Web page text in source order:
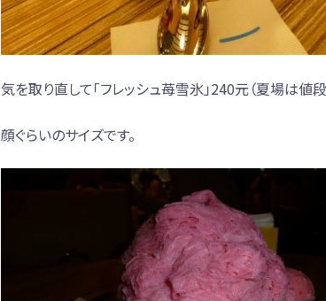
気を取り直して「フレッシュ苺雪氷」240元（夏場は値
顔ぐらいのサイズです。